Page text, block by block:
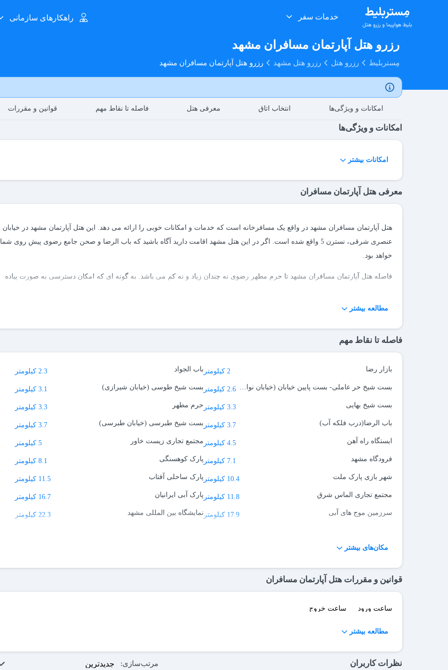
خدمات سفر راهکارهای سازمانی
رزرو هتل آپارتمان مسافران مشهد
مِستربلیط رزرو هتل رزرو هتل مشهد رزرو هتل آپارتمان مسافران مشهد
امکانات و ویژگی‌ها انتخاب اتاق معرفی هتل فاصله تا نقاط مهم قوانین و مقررات
امکانات و ویژگی‌ها
لابی
امکانات بیشتر
معرفی هتل آپارتمان مسافران
هتل آپارتمان مسافران مشهد در واقع یک مسافرخانه است که خدمات و امکانات خوبی را ارائه می دهد. این هتل آپارتمان مشهد در خیابان
عنصری شرقی، نسترن 5 واقع شده است. اگر در این هتل مشهد اقامت دارید آگاه باشید که باب الرضا و صحن جامع رضوی پیش روی شما
خواهد بود.
فاصله هتل آپارتمان مسافران مشهد تا حرم مطهر رضوی نه چندان زیاد و نه کم می باشد. به گونه ای که امکان دسترسی به صورت پیاده
به زیارت بپردازید می توانید به وسیله خودرو این زمان را کاهش دهید.
مطالعه بیشتر
فاصله تا نقاط مهم
بازار رضا 2 کیلومتر باب الجواد 2.3 کیلومتر
بست شیخ حر عاملی- بست پایین خیابان (خیابان نواب صفوی ) 2.6 کیلومتر بست شیخ طوسی (خیابان شیرازی) 3.1 کیلومتر
بست شیخ بهایی 3.3 کیلومتر حرم مطهر 3.3 کیلومتر
باب الرضا(درب فلکه آب) 3.7 کیلومتر بست شیخ طبرسی (خیابان طبرسی) 3.7 کیلومتر
ایستگاه راه آهن 4.5 کیلومتر مجتمع تجاری زیست خاور 5 کیلومتر
فرودگاه مشهد 7.1 کیلومتر پارک کوهسنگی 8.1 کیلومتر
شهر بازی پارک ملت 10.4 کیلومتر پارک ساحلی آفتاب 11.5 کیلومتر
مجتمع تجاری الماس شرق 11.8 کیلومتر پارک آبی ایرانیان 16.7 کیلومتر
سرزمین موج های آبی 17.9 کیلومتر نمایشگاه بین المللی مشهد 22.3 کیلومتر
شهر رویایی پدیده شاندیز
مکان‌های بیشتر
قوانین و مقررات هتل آپارتمان مسافران
ساعت ورود ساعت خروج
مطالعه بیشتر
نظرات کاربران مرتب‌سازی: